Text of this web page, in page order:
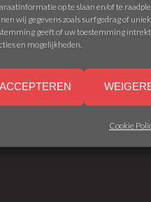
op te slaan en/of te
wij gegevens zoals surfgedrag of
geeft of uw toestemming
en mogelijkheden.
ACCEPTEREN
Cookie